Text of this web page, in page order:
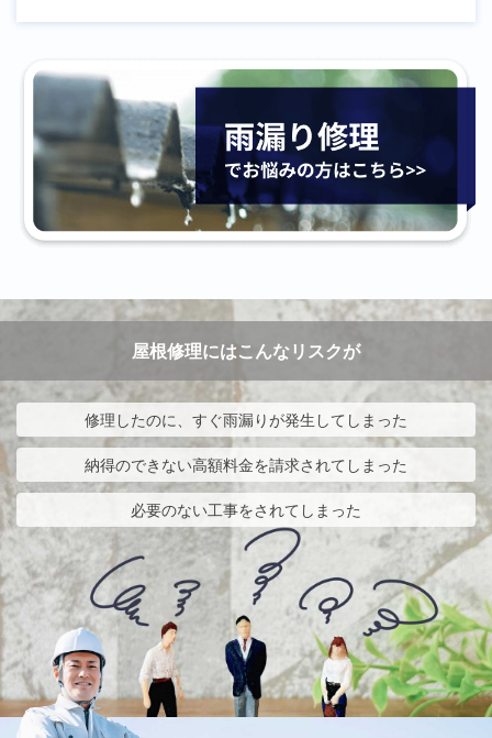
屋根修理にはこんなリスクが
修理したのに、すぐ雨漏りが発生してしまった
納得のできない高額料金を請求されてしまった
必要のない工事をされてしまった